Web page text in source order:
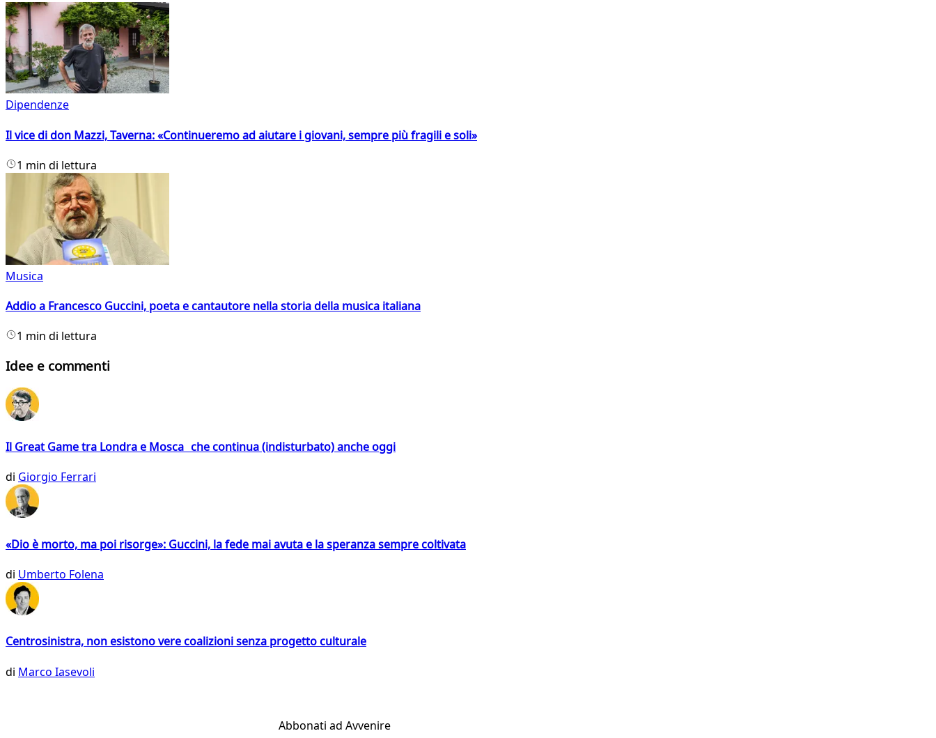
Dipendenze
Il vice di don Mazzi, Taverna: «Continueremo ad aiutare i giovani, sempre più fragili e soli»
1 min di lettura
Musica
Addio a Francesco Guccini, poeta e cantautore nella storia della musica italiana
1 min di lettura
Idee e commenti
Il Great Game tra Londra e Mosca che continua (indisturbato) anche oggi
di Giorgio Ferrari
«Dio è morto, ma poi risorge»: Guccini, la fede mai avuta e la speranza sempre coltivata
di Umberto Folena
Centrosinistra, non esistono vere coalizioni senza progetto culturale
di Marco Iasevoli
Abbonati ad Avvenire